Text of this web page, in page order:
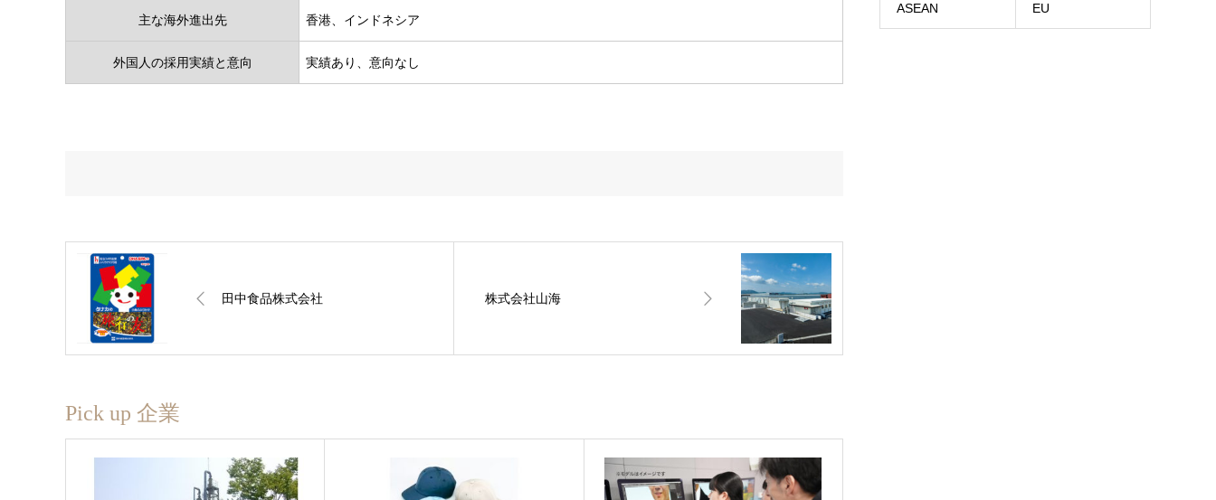
主な海外進出先 香港、インドネシア
外国人の採用実績と意向 実績あり、意向なし
田中食品株式会社 株式会社山海
Pick up 企業
ASEAN EU